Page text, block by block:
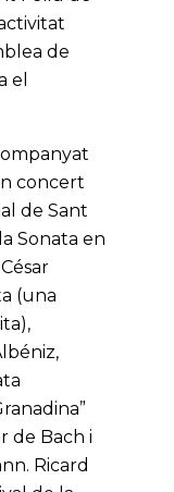
de
el
concert
de Sant
Sonata en
(una
de Bach i
Ricard